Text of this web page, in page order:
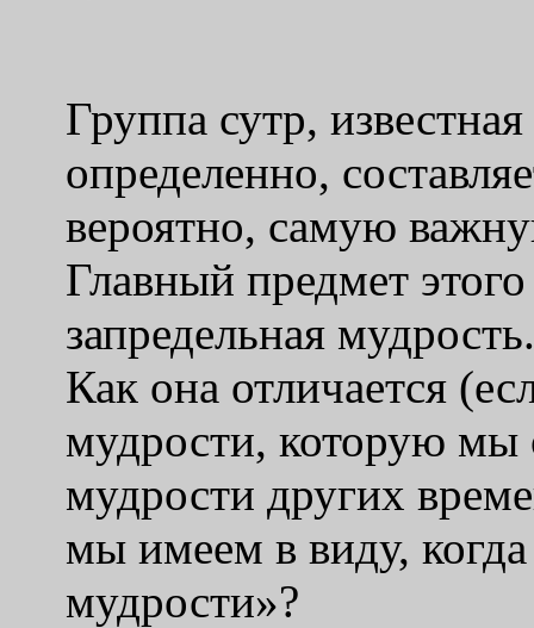
Группа сутр,
определенно,
вероятно, самую
Главный предмет
запредельная
Как она отличается
мудрости, которую мы
мудрости других
мы имеем в виду,
мудрости»?